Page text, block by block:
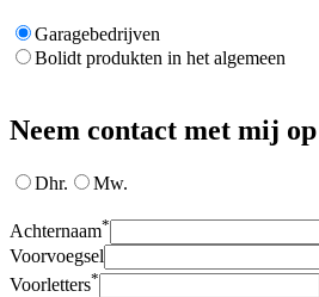
Garagebedrijven
Bolidt produkten in het algemeen
Neem contact met mij op
Dhr. Mw.
Achternaam*
Voorvoegsel
Voorletters*